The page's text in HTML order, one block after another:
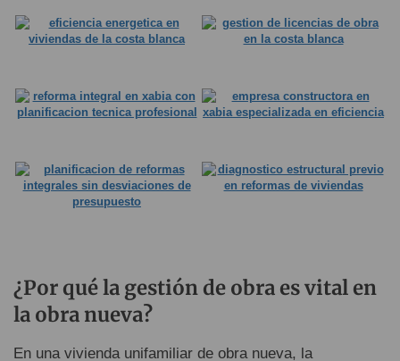
¿Por qué la gestión de obra es vital en
la obra nueva?
En una vivienda unifamiliar de obra nueva, la